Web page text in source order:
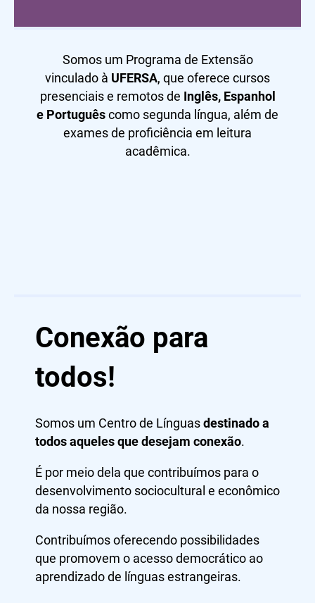
Somos um Programa de Extensão
vinculado à UFERSA, que oferece cursos
presenciais e remotos de Inglês, Espanhol
e Portuguêscomo segunda língua, além de
exames de proficiência em leitura
acadêmica.
Conexão para
todos!
Somos um Centro de Línguasdestinado a
todos aqueles que desejam conexão.
É por meio dela que contribuímos para o
desenvolvimento sociocultural e econômico
da nossa região.
Contribuímos oferecendo possibilidades
que promovem o acesso democrático ao
aprendizado de línguas estrangeiras.